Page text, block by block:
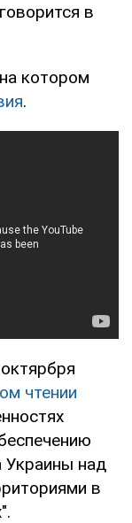
в
котором
.
чтении
Украины над
в